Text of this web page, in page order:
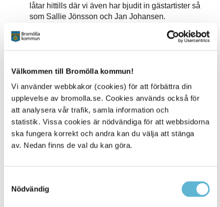
Välkommen till Bromölla kommun!
Vi använder webbkakor (cookies) för att förbättra din
upplevelse av bromolla.se. Cookies används också för
att analysera vår trafik, samla information och
statistik. Vissa cookies är nödvändiga för att webbsidorna
ska fungera korrekt och andra kan du välja att stänga
av. Nedan finns de val du kan göra.
Nödvändig
låtar hittills där vi även har bjudit in gästartister så
som Sallie Jönsson och Jan Johansen.
Mycket av det som Christian producerar, skriver och
From the Bottom
Parallellt med låtskrivandet är Christian också en
liveartist sedan många år tillbaka. Karriären som liveartist
började då han i mitten av 90-talet hoppade in i
coverbandet ”Rock Bottom Band”. Efter ett antal år
splittrades bandet och låg i träda tills några av
bandmedlemmar blev sugna på att starta upp igen. För att
igen, där första spelningen blev på Krog no2 i Bromölla.
Idag är grundstommen fem bandmedlemmar där Christian